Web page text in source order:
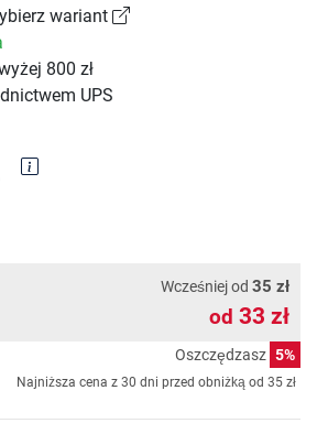
wariant
800 zł
UPS
Wcześniej od 35 zł
od 33 zł
Oszczędzasz 5%
Najniższa cena z 30 dni przed obniżką od 35 zł